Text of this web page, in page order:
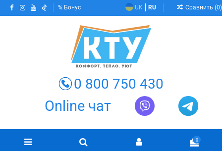
Бонус UK RU Сравнить (0)
0 800 750 430
Online чат
0